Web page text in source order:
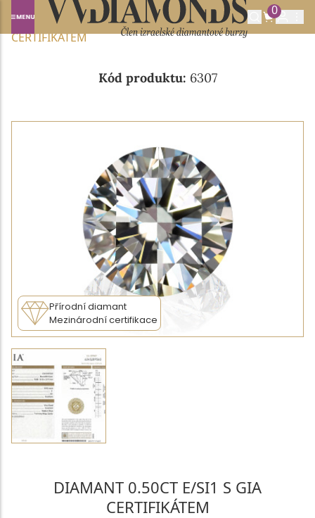
0
Domů NABÍDKA DIAMANTŮ
0.50CT E/SI1 S GIA
CERTIFIKÁTEM
Kód produktu: 6307
Přírodní diamant
Mezinárodní certifikace
DIAMANT 0.50CT E/SI1 S GIA
CERTIFIKÁTEM